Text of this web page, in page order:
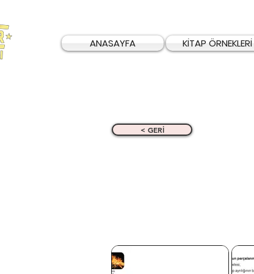
ANASAYFA KİTAP ÖRNEKLERİ
< GERİ